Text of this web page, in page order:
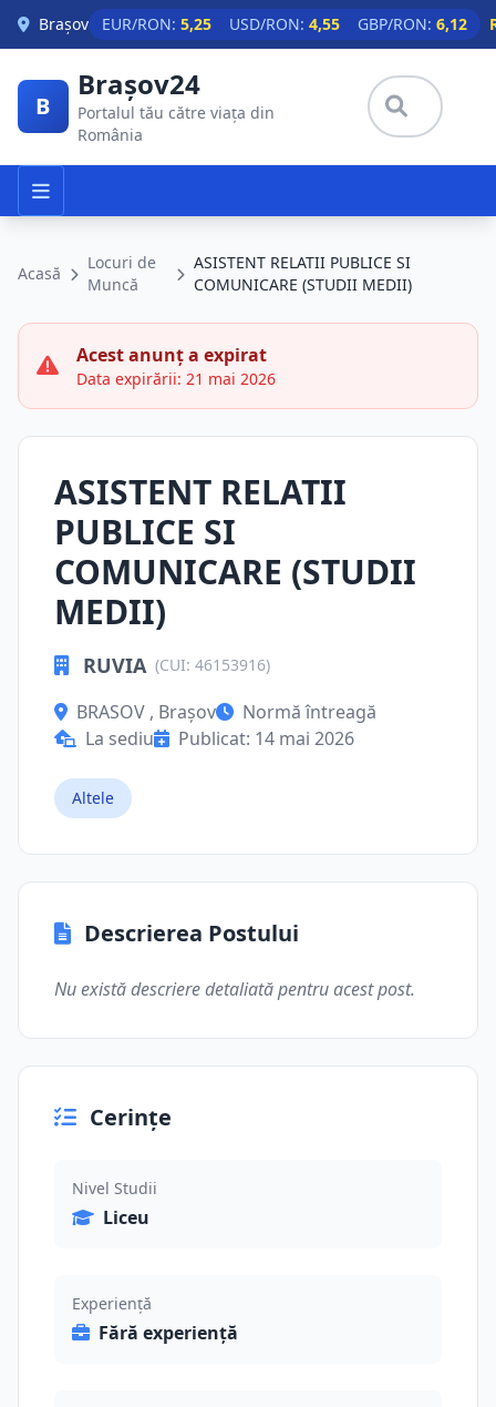
Skip to main content
Brașov EUR/RON: 5,25 USD/RON: 4,55 GBP/RON: 6,12
B
Brașov24
Portalul tău către viața din
România
Acasă
Locuri de
Muncă
ASISTENT RELATII PUBLICE SI
COMUNICARE (STUDII MEDII)
Acest anunț a expirat
Data expirării: 21 mai 2026
ASISTENT RELATII
PUBLICE SI
COMUNICARE (STUDII
MEDII)
RUVIA (CUI: 46153916)
BRASOV , Brașov
Normă întreagă
La sediu
Publicat: 14 mai 2026
Altele
Descrierea Postului
Nu există descriere detaliată pentru acest post.
Cerințe
Nivel Studii
Liceu
Experiență
Fără experiență